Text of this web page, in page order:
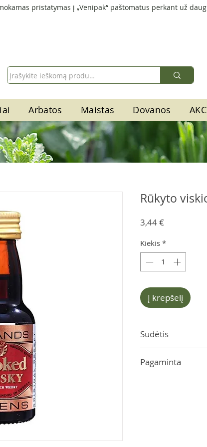
pristatymas į „Venipak“ paštomatus perkant už
Arbatos Maistas Dovanos
Rūkyto
3,44 €Price
Kiekis *
Į krepšelį
Sudėtis
Pagaminta